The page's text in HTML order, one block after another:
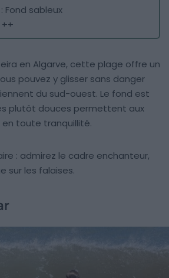
: Fond sableux
++
en Algarve, cette plage offre un
pouvez y glisser sans danger
du sud-ouest. Le fond est
plutôt douces permettent aux
toute tranquillité.
: admirez le cadre enchanteur,
sur les falaises.